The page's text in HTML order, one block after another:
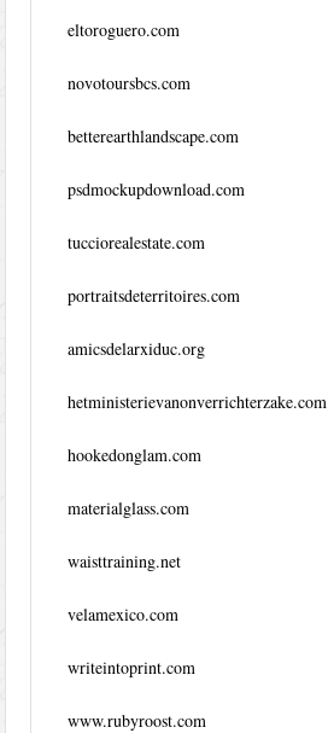
eltoroguero.com
novotoursbcs.com
betterearthlandscape.com
psdmockupdownload.com
tucciorealestate.com
portraitsdeterritoires.com
amicsdelarxiduc.org
hetministerievanonverrichterzake.com
hookedonglam.com
materialglass.com
waisttraining.net
velamexico.com
writeintoprint.com
www.rubyroost.com